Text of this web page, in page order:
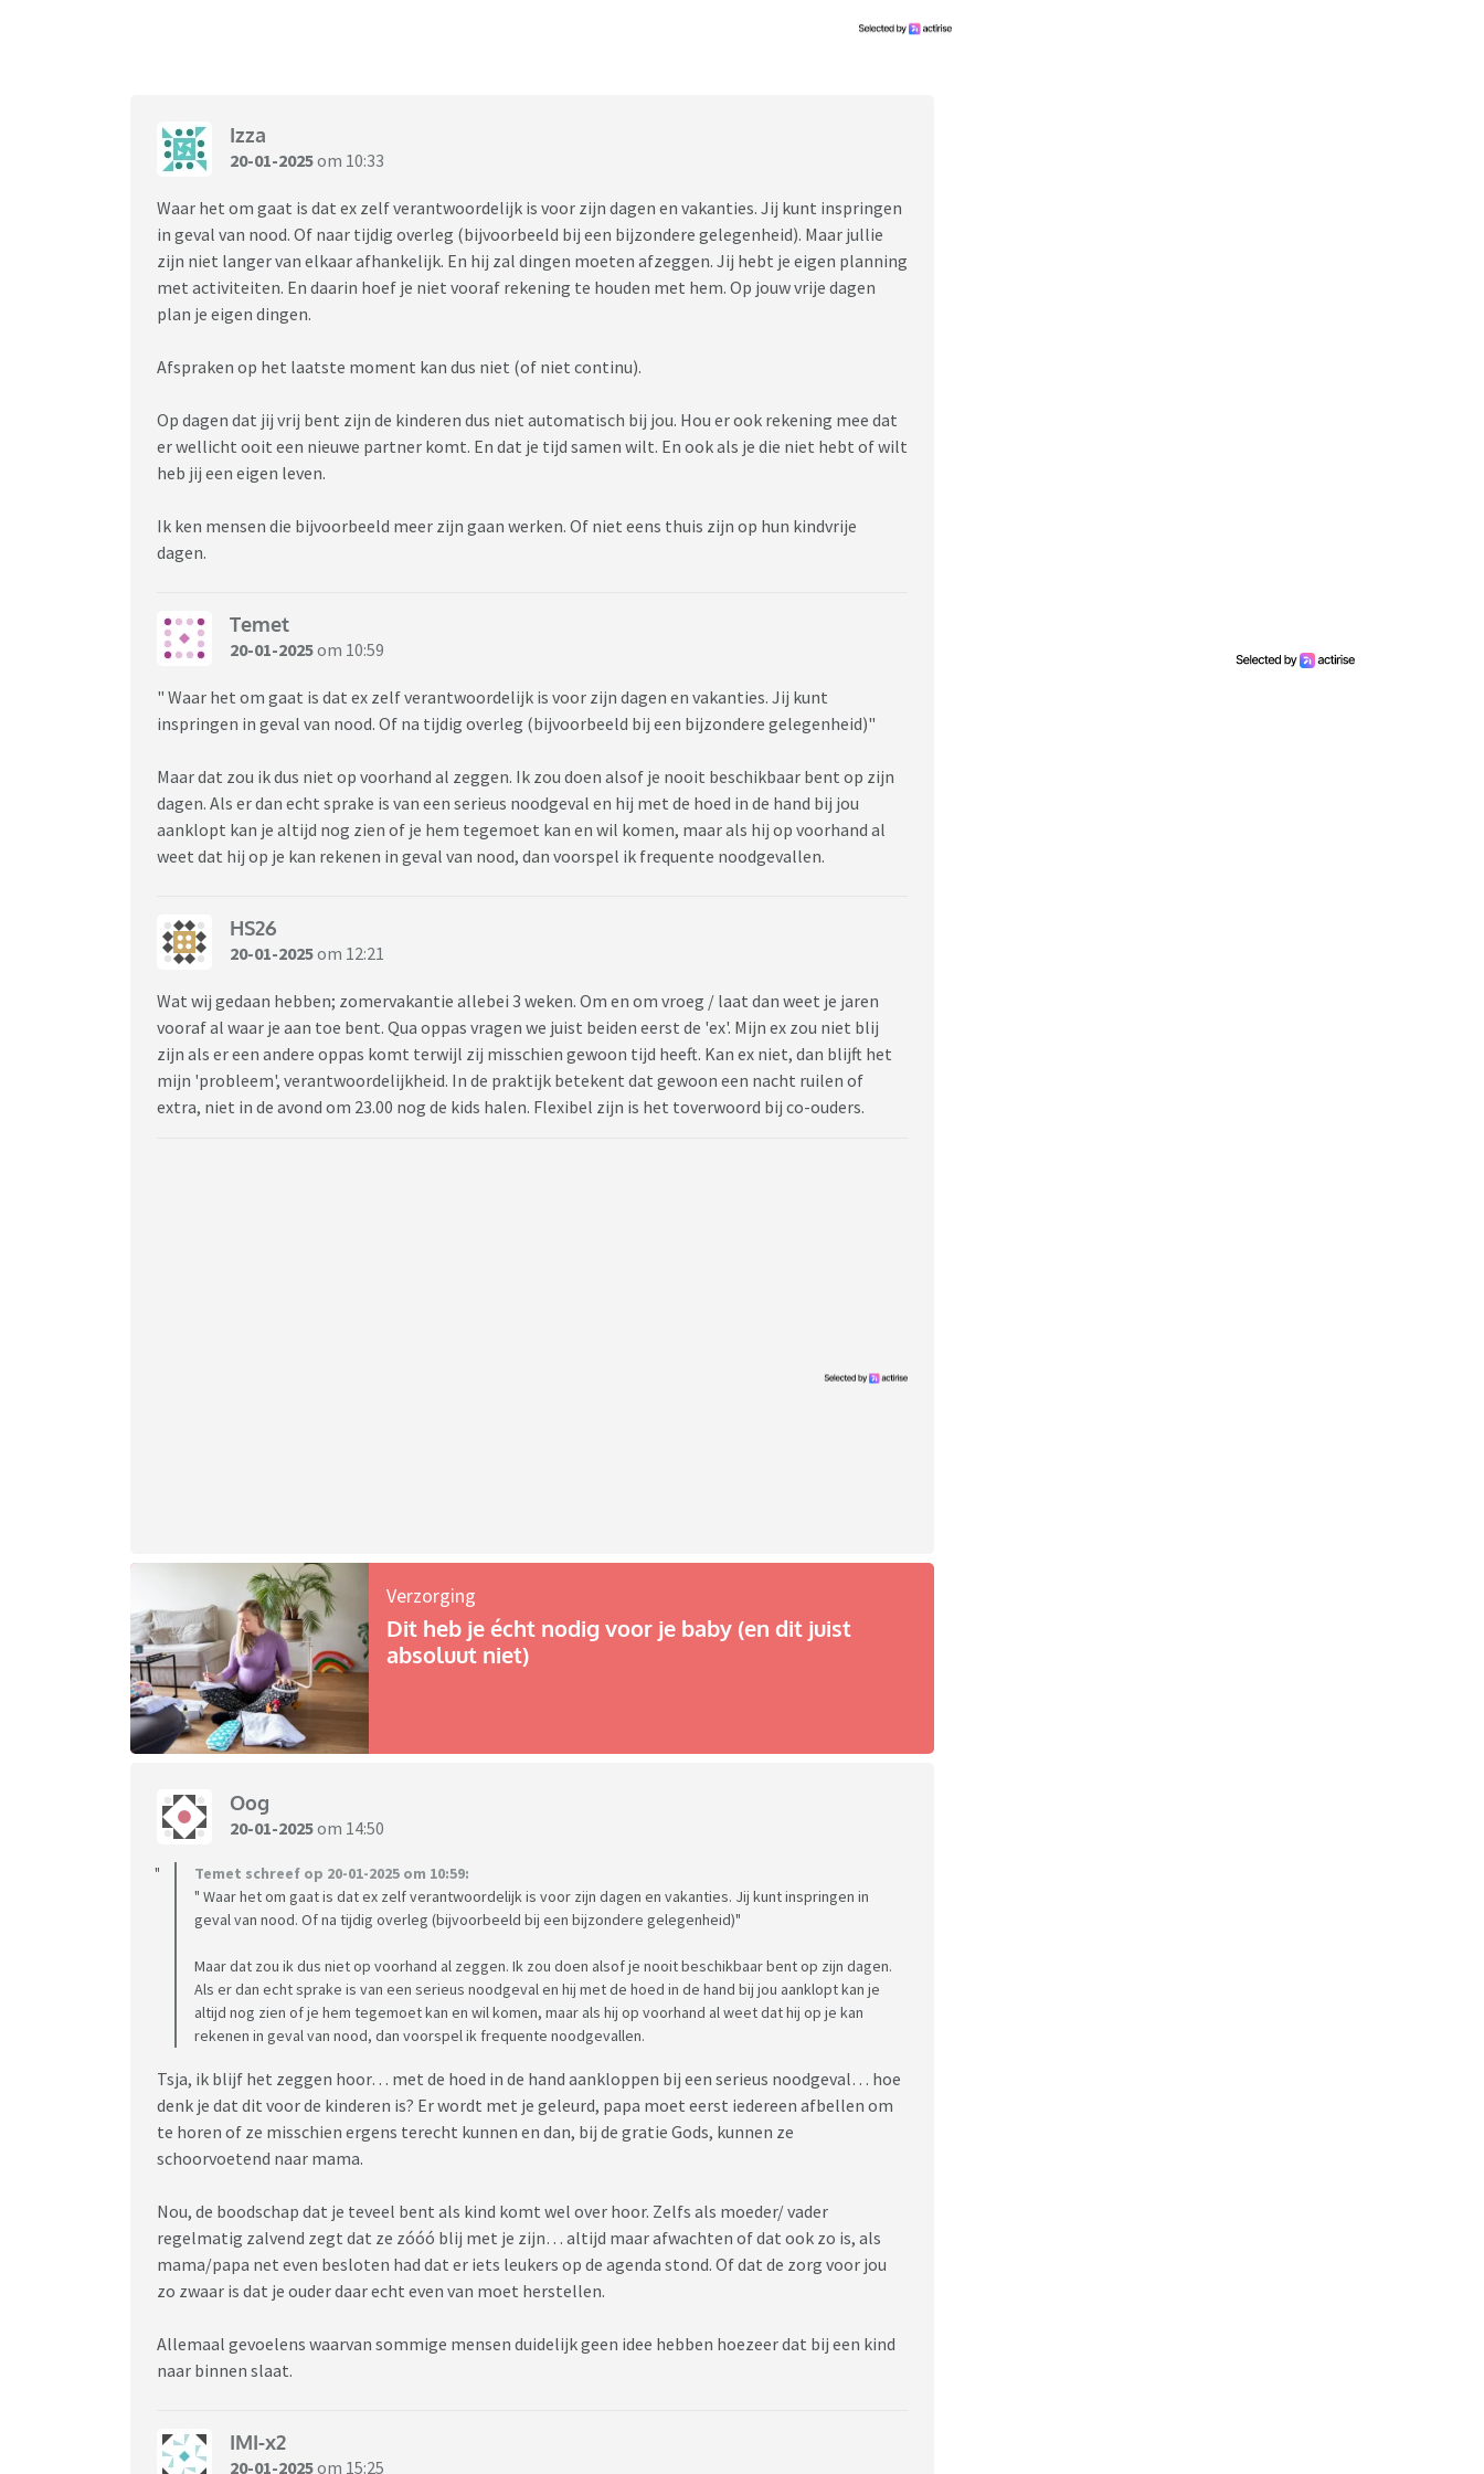
Izza
20-01-2025om 10:33
Waar het om gaat is dat ex zelf verantwoordelijk is voor zijn dagen en vakanties. Jij kunt inspringen
in geval van nood. Of naar tijdig overleg (bijvoorbeeld bij een bijzondere gelegenheid). Maar jullie
zijn niet langer van elkaar afhankelijk. En hij zal dingen moeten afzeggen. Jij hebt je eigen planning
met activiteiten. En daarin hoef je niet vooraf rekening te houden met hem. Op jouw vrije dagen
plan je eigen dingen.
Afspraken op het laatste moment kan dus niet (of niet continu).
Op dagen dat jij vrij bent zijn de kinderen dus niet automatisch bij jou. Hou er ook rekening mee dat
er wellicht ooit een nieuwe partner komt. En dat je tijd samen wilt. En ook als je die niet hebt of wilt
heb jij een eigen leven.
Ik ken mensen die bijvoorbeeld meer zijn gaan werken. Of niet eens thuis zijn op hun kindvrije
dagen.
Temet
20-01-2025om 10:59
" Waar het om gaat is dat ex zelf verantwoordelijk is voor zijn dagen en vakanties. Jij kunt
inspringen in geval van nood. Of na tijdig overleg (bijvoorbeeld bij een bijzondere gelegenheid)"
Maar dat zou ik dus niet op voorhand al zeggen. Ik zou doen alsof je nooit beschikbaar bent op zijn
dagen. Als er dan echt sprake is van een serieus noodgeval en hij met de hoed in de hand bij jou
aanklopt kan je altijd nog zien of je hem tegemoet kan en wil komen, maar als hij op voorhand al
weet dat hij op je kan rekenen in geval van nood, dan voorspel ik frequente noodgevallen.
HS26
20-01-2025om 12:21
Wat wij gedaan hebben; zomervakantie allebei 3 weken. Om en om vroeg / laat dan weet je jaren
vooraf al waar je aan toe bent. Qua oppas vragen we juist beiden eerst de 'ex'. Mijn ex zou niet blij
zijn als er een andere oppas komt terwijl zij misschien gewoon tijd heeft. Kan ex niet, dan blijft het
mijn 'probleem', verantwoordelijkheid. In de praktijk betekent dat gewoon een nacht ruilen of
extra, niet in de avond om 23.00 nog de kids halen. Flexibel zijn is het toverwoord bij co-ouders.
Verzorging
Dit heb je écht nodig voor je baby (en dit juist
absoluut niet)
Oog
20-01-2025om 14:50
Temet schreef op 20-01-2025 om 10:59:
" Waar het om gaat is dat ex zelf verantwoordelijk is voor zijn dagen en vakanties. Jij kunt inspringen in
geval van nood. Of na tijdig overleg (bijvoorbeeld bij een bijzondere gelegenheid)"
Maar dat zou ik dus niet op voorhand al zeggen. Ik zou doen alsof je nooit beschikbaar bent op zijn dagen.
Als er dan echt sprake is van een serieus noodgeval en hij met de hoed in de hand bij jou aanklopt kan je
altijd nog zien of je hem tegemoet kan en wil komen, maar als hij op voorhand al weet dat hij op je kan
rekenen in geval van nood, dan voorspel ik frequente noodgevallen.
Tsja, ik blijf het zeggen hoor… met de hoed in de hand aankloppen bij een serieus noodgeval… hoe
denk je dat dit voor de kinderen is? Er wordt met je geleurd, papa moet eerst iedereen afbellen om
te horen of ze misschien ergens terecht kunnen en dan, bij de gratie Gods, kunnen ze
schoorvoetend naar mama.
Nou, de boodschap dat je teveel bent als kind komt wel over hoor. Zelfs als moeder/ vader
regelmatig zalvend zegt dat ze zóóó blij met je zijn… altijd maar afwachten of dat ook zo is, als
mama/papa net even besloten had dat er iets leukers op de agenda stond. Of dat de zorg voor jou
zo zwaar is dat je ouder daar echt even van moet herstellen.
Allemaal gevoelens waarvan sommige mensen duidelijk geen idee hebben hoezeer dat bij een kind
naar binnen slaat.
IMI-x2
20-01-2025om 15:25